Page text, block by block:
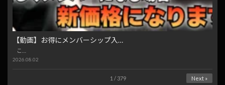
【動画】お得にメンバーシップ入…
こ…
2026.08.02
1 / 379 Next »